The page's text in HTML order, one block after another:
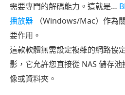
需要專門的解碼能力。這就是…
播放器 （Windows/Mac）作為
要作用。
這款軟體無需設定複雜的網路協
影，它允許您直接從 NAS 儲存
像或資料夾。